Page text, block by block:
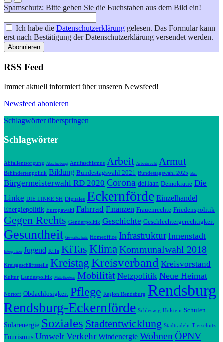
Spamschutz: Bitte geben Sie die Buchstaben aus dem Bild ein!
Ich habe die Datenschutzerklärung gelesen. Das Formular kann
erst nach Bestätigung der Datenschutzerklärung versendet werden.
Abonnieren
RSS Feed
Immer aktuell informiert über unseren Newsfeed!
Newsfeed abonieren
Schlagwörter überspringen
Schlagwörter
Abfallentsorgung Abschiebung Antifaschismus Arbeit Arbeitsrecht Armut
Behindertenpolitik Bildung Bundestagswahl 2021 Bundestagswahl 2025 BuT
Bürgermeisterwahl RD 2020 Corona deHaan Demokratie Die
Linke DIE LINKE SH Digitales Eckernförde Einzelhandel
Energiepolitik Europawahl Fahrrad Finanzen Frauenrechte Friedenspolitik
Gegen Rechts Genderpolitik Geschichte Geschlechtergerechtigkeit
Gesundheit Gewaltschutz Homeoffice Infrastruktur Innenstadt
Integration Jugend KiTa KiTas Klima Kommunalwahl 2018
Kreisgeschäftsstelle KreistagKreisverband Kreisvorstand
Kultur Landespolitik Mittelhostein Mobilität Netzpolitik Neue Heimat
Nortorf Obdachlosigkeit Pflege Region Rendsburg Rendsburg
Rendsburg-Eckernförde Schleswig-Holstein Schulen
Solarenergie Soziales Stadtentwicklung Stadtradeln Tierschutz
Tourismus Umwelt Verkehr Windenergie Wohnen ÖPNV